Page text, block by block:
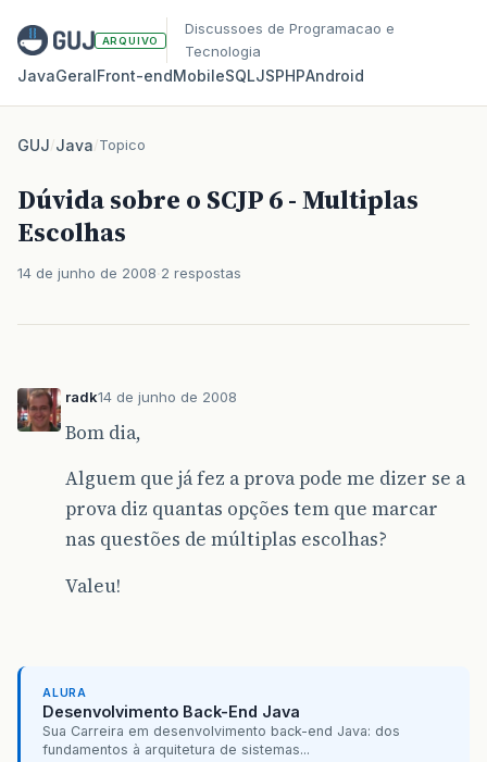
ARQUIVO
Discussoes de Programacao e
Tecnologia
JavaGeralFront‑endMobileSQLJSPHPAndroid
GUJ/Java/Topico
Dúvida sobre o SCJP 6 - Multiplas
Escolhas
14 de junho de 2008 2 respostas
radk14 de junho de 2008
Bom dia,
Alguem que já fez a prova pode me dizer se a
prova diz quantas opções tem que marcar
nas questões de múltiplas escolhas?
Valeu!
ALURA
Desenvolvimento Back-End Java
Sua Carreira em desenvolvimento back-end Java: dos
fundamentos à arquitetura de sistemas...